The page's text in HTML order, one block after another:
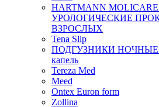
HARTMANN
УРОЛОГИЧЕСКИЕ
ВЗРОСЛЫХ
Tena Slip
ПОДГУЗНИКИ НОЧНЫЕ
капель
Tereza Med
Meed
Ontex Euron form
Zollina